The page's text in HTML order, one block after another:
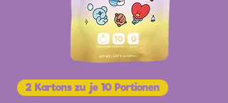
2 Kartons zu je 10 Portionen